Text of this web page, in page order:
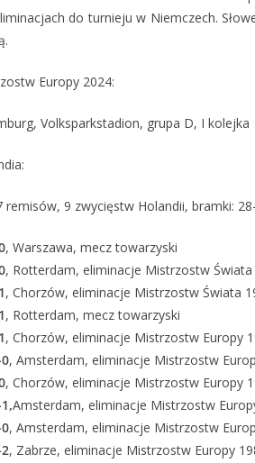
do turnieju w Niemczech.
Europy 2024:
Volksparkstadion, grupa D, I kolejka
9 zwycięstw Holandii, bramki:
, Warszawa, mecz towarzyski
, Rotterdam, eliminacje Mistrzostw Świata
, Chorzów, eliminacje Mistrzostw Świata
, Rotterdam, mecz towarzyski
, Chorzów, eliminacje Mistrzostw Europy
, Amsterdam, eliminacje Mistrzostw
, Chorzów, eliminacje Mistrzostw Europy
Amsterdam, eliminacje Mistrzostw
, Amsterdam, eliminacje Mistrzostw
, Zabrze, eliminacje Mistrzostw Europy